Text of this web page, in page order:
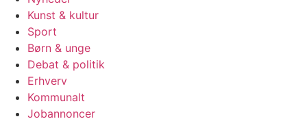
Kunst & kultur
Sport
Børn & unge
Debat & politik
Erhverv
Kommunalt
Jobannoncer